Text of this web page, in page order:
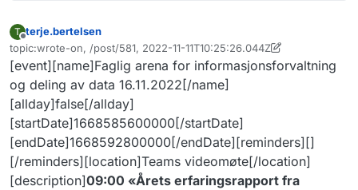
T
Frakoblet
terje.bertelsen
topic:wrote-on, /post/581, 2022-11-11T10:25:26.044Z
Sist endret av terje.bertelsen11. nov. 2022, 11:10
[event][name]Faglig arena for informasjonsforvaltning
og deling av data 16.11.2022[/name]
[allday]false[/allday]
[startDate]1668585600000[/startDate]
[endDate]1668592800000[/endDate][reminders][]
[/reminders][location]Teams videomøte[/location]
[description]09:00 «Årets erfaringsrapport fra